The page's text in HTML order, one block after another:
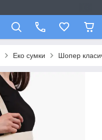
Еко сумки Шопер